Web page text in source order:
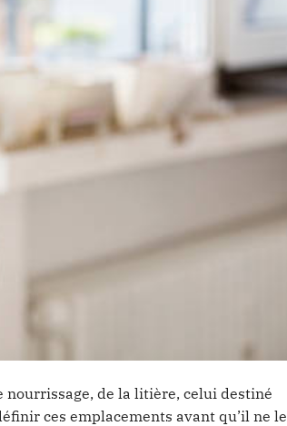
nourrissage, de la litière, celui destiné
ces emplacements avant qu’il ne le